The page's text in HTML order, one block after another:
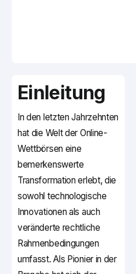
Einleitung
In den letzten Jahrzehnten
hat die Welt der Online-
Wettbörsen eine
bemerkenswerte
Transformation erlebt, die
sowohl technologische
Innovationen als auch
veränderte rechtliche
Rahmenbedingungen
umfasst. Als Pionier in der